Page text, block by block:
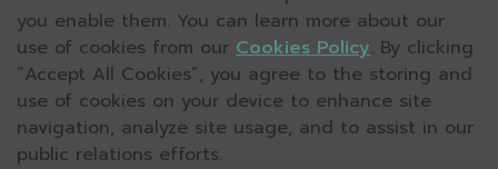
you enable them. You can learn more about our
use of cookies from our Cookies Policy. By clicking
“Accept All Cookies”, you agree to the storing and
use of cookies on your device to enhance site
navigation, analyze site usage, and to assist in our
public relations efforts.